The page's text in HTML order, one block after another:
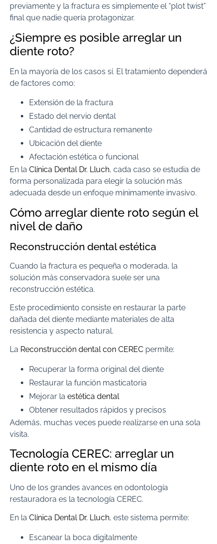
previamente y la fractura es simplemente el “plot twist”
final que nadie quería protagonizar.
¿Siempre es posible arreglar un
diente roto?
En la mayoría de los casos sí. El tratamiento dependerá
de factores como:
Extensión de la fractura
Estado del nervio dental
Cantidad de estructura remanente
Ubicación del diente
Afectación estética o funcional
En la Clínica Dental Dr. Lluch, cada caso se estudia de
forma personalizada para elegir la solución más
adecuada desde un enfoque mínimamente invasivo.
Cómo arreglar diente roto según el
nivel de daño
Reconstrucción dental estética
Cuando la fractura es pequeña o moderada, la
solución más conservadora suele ser una
reconstrucción estética.
Este procedimiento consiste en restaurar la parte
dañada del diente mediante materiales de alta
resistencia y aspecto natural.
La Reconstrucción dental con CEREC permite:
Recuperar la forma original del diente
Restaurar la función masticatoria
Mejorar la estética dental
Obtener resultados rápidos y precisos
Además, muchas veces puede realizarse en una sola
visita.
Tecnología CEREC: arreglar un
diente roto en el mismo día
Uno de los grandes avances en odontología
restauradora es la tecnología CEREC.
En la Clínica Dental Dr. Lluch, este sistema permite:
Escanear la boca digitalmente